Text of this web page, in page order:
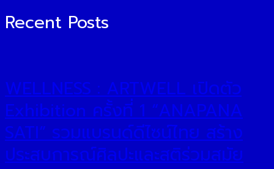
Recent Posts
WELLNESS : ARTWELL เปิดตัว
Exhibition ครั้งที่ 1 “ANAPANA
SATI” รวมแบรนด์ดีไซน์ไทย สร้าง
ประสบการณ์ศิลปะและสติร่วมสมัย